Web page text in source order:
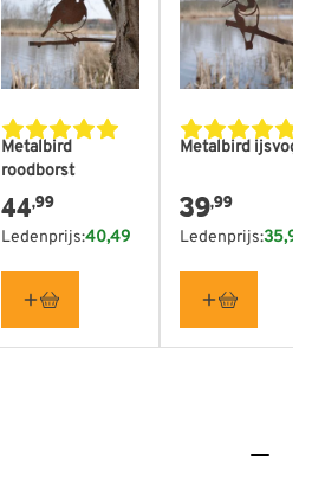
Metalbird
roodborst
44,99
Ledenprijs:40,49
Metalbird
39,99
Ledenprijs:35,99